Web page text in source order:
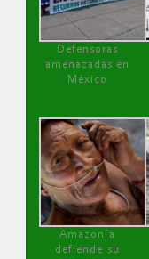
Defensoras
amenazadas en
México
Amazonía
defiende su